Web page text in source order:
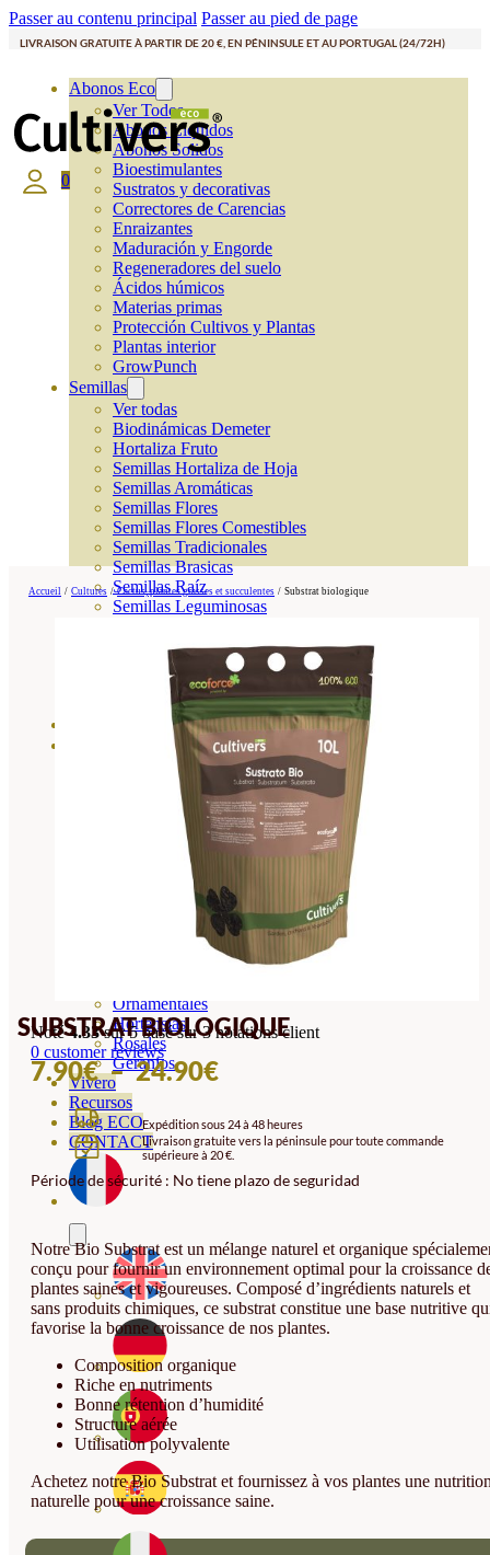
Passer au contenu principal Passer au pied de page
LIVRAISON GRATUITE À PARTIR DE 20 €, EN PÉNINSULE ET AU PORTUGAL (24/72H)
Abonos Eco
Ver Todos
Abonos Líquidos
Abonos Solidos
Bioestimulantes
Sustratos y decorativas
Correctores de Carencias
Enraizantes
Maduración y Engorde
Regeneradores del suelo
Ácidos húmicos
Materias primas
Protección Cultivos y Plantas
Plantas interior
GrowPunch
Semillas
Ver todas
Biodinámicas Demeter
Hortaliza Fruto
Semillas Hortaliza de Hoja
Semillas Aromáticas
Semillas Flores
Semillas Flores Comestibles
Semillas Tradicionales
Semillas Brasicas
Semillas Raíz
Semillas Leguminosas
Cubiertas Vegetales
Tiras de Semillas
Bombas de Semillas
Bandejas y Semilleros
Abonos por cultivo
Ver Todos
Coníferas y setos
Cactus, crasas y suculentas
Plantas de interior
Ornamentales
Hortensias
Rosales
Geranios
Vivero
Recursos
Blog ECO
CONTACT
0
Accueil / Cultures / Cactus, plantes grasses et succulentes / Substrat biologique
SUBSTRAT BIOLOGIQUE
Noté4.33sur 5 basé sur3notations client
0 customer reviews
7.90€–24.90€PLAGE
PRIX :
7.90€
À
Expédition sous 24 à 48 heures
Livraison gratuite vers la péninsule pour toute commande
supérieure à 20 €.
Période de sécurité : No tiene plazo de seguridad
Notre Bio Substrat est un mélange naturel et organique
conçu pour fournir un environnement optimal pour la croissance
plantes saines et vigoureuses. Composé d’ingrédients naturels et
sans produits chimiques, ce substrat constitue une base nutritive
favorise la bonne croissance de nos plantes.
Composition organique
Riche en nutriments
Bonne rétention d’humidité
Structure aérée
Utilisation polyvalente
Achetez notre Bio Substrat et fournissez à vos plantes une
naturelle pour une croissance saine.